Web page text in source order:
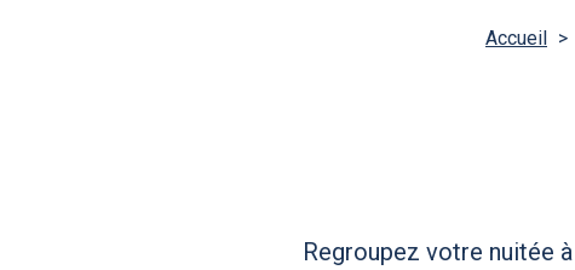
Accueil >
Regroupez votre nuitée